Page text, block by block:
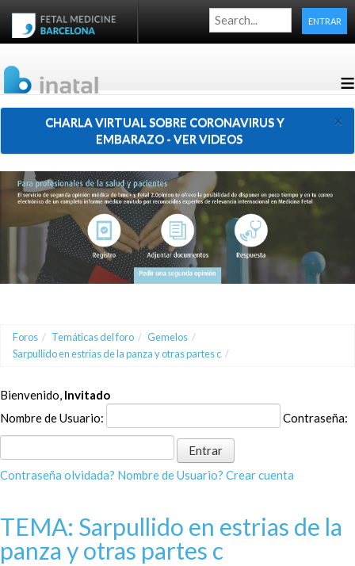
≡
ENTRAR
×
CHARLA VIRTUAL SOBRE CORONAVIRUS Y
EMBARAZO - VER VIDEOS
Foros / Temáticas del foro / Gemelos /
Sarpullido en estrias de la panza y otras partes c /
Bienvenido, Invitado
Nombre de Usuario:
Contraseña:
Contraseña olvidada? Nombre de Usuario? Crear cuenta
TEMA: Sarpullido en estrias de la
panza y otras partes c